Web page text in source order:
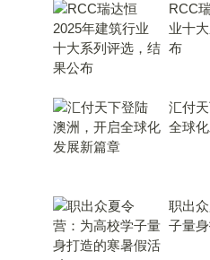
RCC
业十
布
汇付
全球
职出
子量